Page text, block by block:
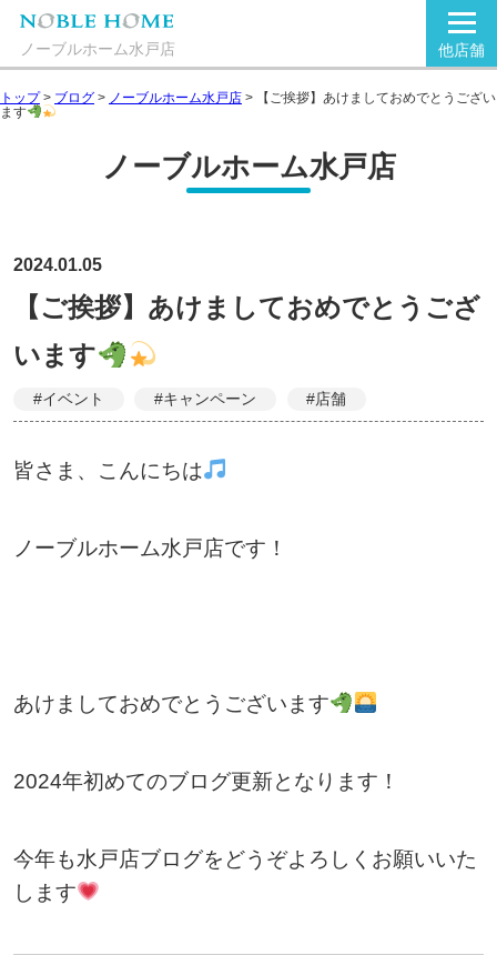
ノーブルホーム水戸店 他店舗
トップ> ブログ > ノーブルホーム水戸店 >
【ご挨拶】あけましておめでとうござい
ます
ノーブルホーム水戸店
2024.01.05
【ご挨拶】あけましておめでとうござ
います
#イベント #キャンペーン #店舗
皆さま、こんにちは
ノーブルホーム水戸店です！
あけましておめでとうございます
2024年初めてのブログ更新となります！
今年も水戸店ブログをどうぞよろしくお願いいた
します